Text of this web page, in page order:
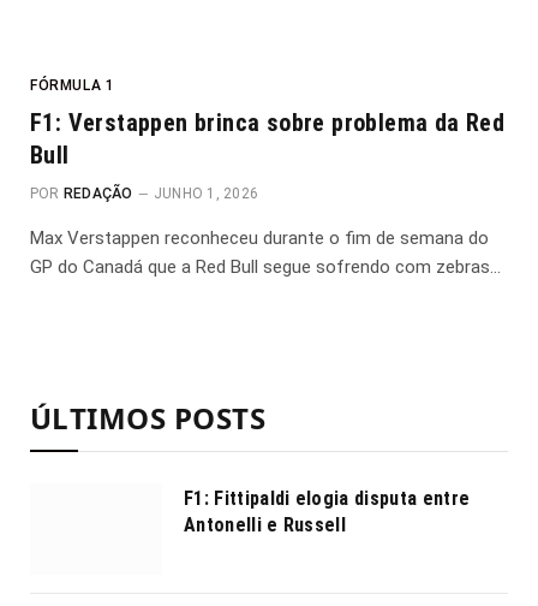
FÓRMULA 1
F1: Verstappen brinca sobre problema da Red
Bull
POR REDAÇÃO JUNHO 1, 2026
Max Verstappen reconheceu durante o fim de semana do
GP do Canadá que a Red Bull segue sofrendo com zebras…
ÚLTIMOS POSTS
F1: Fittipaldi elogia disputa entre
Antonelli e Russell